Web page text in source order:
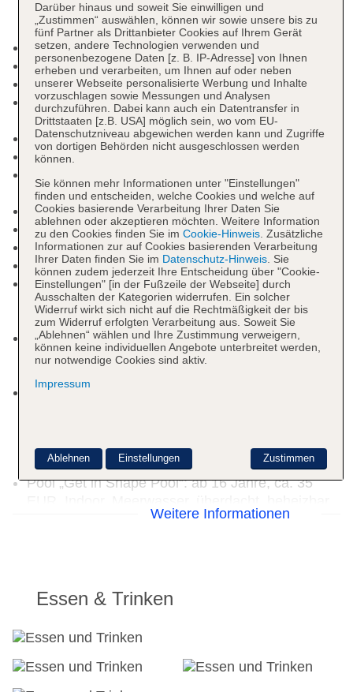
Adults-only-Bereich
Check-in Zeit ab 14:00 Uhr
Check-out Zeit bis 12:00 Uhr
Late Check-out: gegen Gebühr, Anfrage &
Reservierung notwendig
Hoteleröffnung: 1988
Letzte Komplettrenovierung: 2021
spanisch, Geldwechsel möglich
Lift
Geldautomat in der Unterkunft
Gartenanlage, Dachterrasse, Sonnenterrasse
Pools: 5
Pool „Piscina Principal“: Outdoor, Meerwasser,
beheizbar, Liegen: ohne Gebühr, Sonnenschirme:
ohne Gebühr
Pool „Piscina Principal II“: Outdoor, Meerwasser,
beheizbar, Liegen: ohne Gebühr, Sonnenschirme:
Pool „Piscina Terraza Chill Out“: ab 16 Jahre,
Gebühr, Daybeds: gegen Gebühr, Liegen: gegen
Gebühr
Pool „Get in Shape Pool“: ab 16 Jahre, ca. 35
Souvenirshop, Friseur
Internet: WLAN/WiFi, im gesamten Hotel
(Anlage): ohne Gebühr
Wäscheservice: gegen Gebühr
Zahlungsarten: TUI Card / VISA, MasterCard,
Weitere Informationen
Essen & Trinken
Darüber hinaus und soweit Sie einwilligen und
„Zustimmen“ auswählen, können wir sowie unsere bis zu
fünf Partner als Drittanbieter Cookies auf Ihrem Gerät
setzen, andere Technologien verwenden und
personenbezogene Daten [z. B. IP-Adresse] von Ihnen
erheben und verarbeiten, um Ihnen auf oder neben
unserer Webseite personalisierte Werbung und Inhalte
vorzuschlagen sowie Messungen und Analysen
durchzuführen. Dabei kann auch ein Datentransfer in
Drittstaaten [z.B. USA] möglich sein, wo vom EU-
Datenschutzniveau abgewichen werden kann und Zugriffe
von dortigen Behörden nicht ausgeschlossen werden
können.
Sie können mehr Informationen unter "Einstellungen"
finden und entscheiden, welche Cookies und welche auf
Cookies basierende Verarbeitung Ihrer Daten Sie
ablehnen oder akzeptieren möchten. Weitere Information
zu den Cookies finden Sie im Cookie-Hinweis. Zusätzliche
Informationen zur auf Cookies basierenden Verarbeitung
Ihrer Daten finden Sie im Datenschutz-Hinweis. Sie
können zudem jederzeit Ihre Entscheidung über "Cookie-
Einstellungen" [in der Fußzeile der Webseite] durch
Ausschalten der Kategorien widerrufen. Ein solcher
Widerruf wirkt sich nicht auf die Rechtmäßigkeit der bis
zum Widerruf erfolgten Verarbeitung aus. Soweit Sie
„Ablehnen“ wählen und Ihre Zustimmung verweigern,
können keine individuellen Angebote unterbreitet werden,
nur notwendige Cookies sind aktiv.
Impressum
Zustimmen
Ablehnen Einstellungen